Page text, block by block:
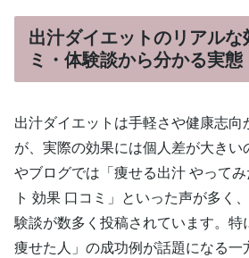
出汁ダイエットのリアルな
ミ・体験談から分かる実態
出汁ダイエットは手軽さや健康志向
が、実際の効果には個人差が大きい
やブログでは「痩せる出汁 やって
ト 効果 口コミ」といった声が多く
験談が数多く投稿されています。特
痩せた人」の成功例が話題になる一